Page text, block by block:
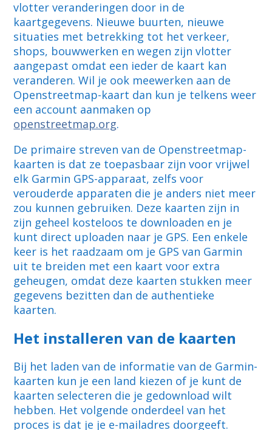
vlotter veranderingen door in de
kaartgegevens. Nieuwe buurten, nieuwe
situaties met betrekking tot het verkeer,
shops, bouwwerken en wegen zijn vlotter
aangepast omdat een ieder de kaart kan
veranderen. Wil je ook meewerken aan de
Openstreetmap-kaart dan kun je telkens weer
een account aanmaken op
openstreetmap.org.
De primaire streven van de Openstreetmap-
kaarten is dat ze toepasbaar zijn voor vrijwel
elk Garmin GPS-apparaat, zelfs voor
verouderde apparaten die je anders niet meer
zou kunnen gebruiken. Deze kaarten zijn in
zijn geheel kosteloos te downloaden en je
kunt direct uploaden naar je GPS. Een enkele
keer is het raadzaam om je GPS van Garmin
uit te breiden met een kaart voor extra
geheugen, omdat deze kaarten stukken meer
gegevens bezitten dan de authentieke
kaarten.
Het installeren van de kaarten
Bij het laden van de informatie van de Garmin-
kaarten kun je een land kiezen of je kunt de
kaarten selecteren die je gedownload wilt
hebben. Het volgende onderdeel van het
proces is dat je je e-mailadres doorgeeft.